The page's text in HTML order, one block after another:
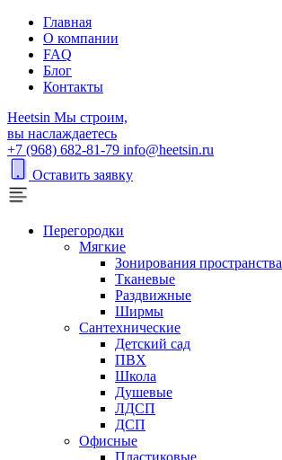
Главная
О компании
FAQ
Блог
Контакты
Heetsin Мы строим,
вы наслаждаетесь
+7 (968) 682-81-79 info@heetsin.ru
Оставить заявку
Перегородки
Мягкие
Зонирования пространства
Тканевые
Раздвижные
Ширмы
Сантехнические
Детский сад
ПВХ
Школа
Душевые
ЛДСП
ДСП
Офисные
Пластиковые